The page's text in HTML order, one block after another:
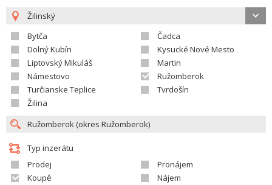
Žilinský
Bytča
Čadca
Dolný Kubín
Kysucké Nové Mesto
Liptovský Mikuláš
Martin
Námestovo
Ružomberok
Turčianske Teplice
Tvrdošín
Žilina
Typ inzerátu
Prodej
Pronájem
Koupě
Nájem